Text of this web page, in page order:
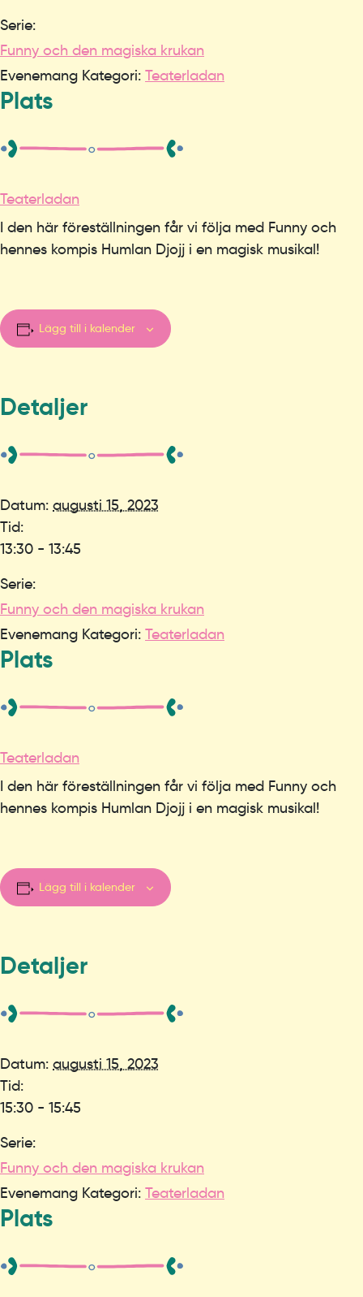
Serie:
Funny och den magiska krukan
Evenemang Kategori: Teaterladan
Plats
Teaterladan
I den här föreställningen får vi följa med Funny och
hennes kompis Humlan Djojj i en magisk musikal!
Lägg till i kalender
Detaljer
Datum: augusti 15, 2023
Tid:
13:30 - 13:45
Serie:
Funny och den magiska krukan
Evenemang Kategori: Teaterladan
Plats
Teaterladan
I den här föreställningen får vi följa med Funny och
hennes kompis Humlan Djojj i en magisk musikal!
Lägg till i kalender
Detaljer
Datum: augusti 15, 2023
Tid:
15:30 - 15:45
Serie:
Funny och den magiska krukan
Evenemang Kategori: Teaterladan
Plats